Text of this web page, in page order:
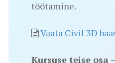
töötamine.
Vaata Civil 3D
Kursuse teise osa